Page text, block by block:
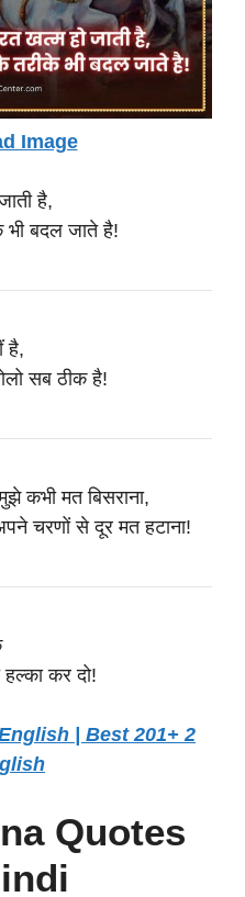
Image
है,
बदल जाते है!
है,
सब ठीक है!
कभी मत बिसराना,
चरणों से दूर मत हटाना!
कर दो!
| Best 201+ 2
Quotes